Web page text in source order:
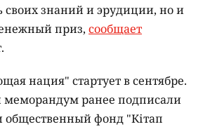
своих знаний и эрудиции, но и
приз, сообщает
нация" стартует в сентябре.
меморандум ранее подписали
общественный фонд "Кітап